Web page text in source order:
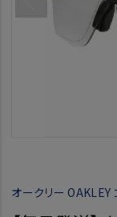
オークリー OAKLEY